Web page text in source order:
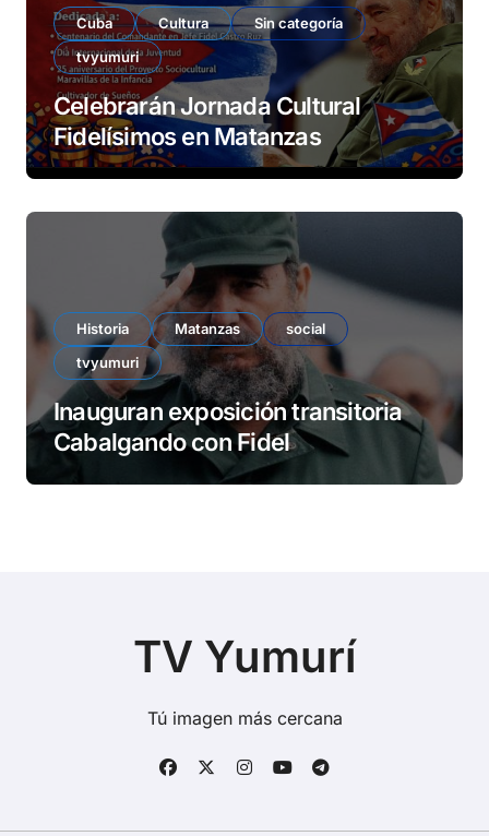
Cuba Cultura
Sin categoría
tvyumuri
Celebrarán Jornada Cultural
Fidelísimos en Matanzas
Historia Matanzas
social
tvyumuri
Inauguran exposición transitoria
Cabalgando con Fidel
TV Yumurí
Tú imagen más cercana